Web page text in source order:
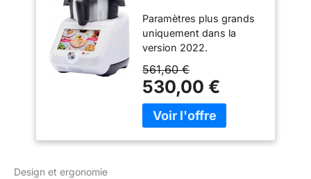
SilverCrest 1000W
Blanc
Paramètres plus grands
uniquement dans la
version 2022.
avec l'Assistant Google
(avec Wi-Fi activé),
version 2022. Écran 8
plus grand et plus réactif.
561,60 €
530,00 €
Design et ergonomie